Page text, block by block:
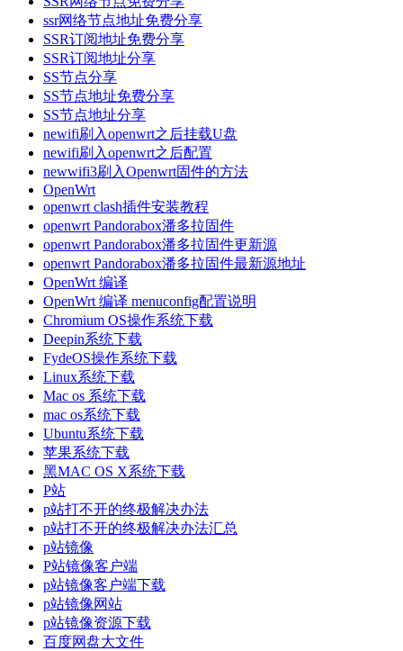
ssr网络节点地址免费分享
SSR订阅地址免费分享
SSR订阅地址分享
SS节点分享
SS节点地址免费分享
SS节点地址分享
newifi刷入openwrt之后挂载U盘
newifi刷入openwrt之后配置
newwifi3刷入Openwrt固件的方法
OpenWrt
openwrt clash插件安装教程
openwrt Pandorabox潘多拉固件
openwrt Pandorabox潘多拉固件更新源
openwrt Pandorabox潘多拉固件最新源地址
OpenWrt 编译
OpenWrt 编译 menuconfig配置说明
Chromium OS操作系统下载
Deepin系统下载
FydeOS操作系统下载
Linux系统下载
Mac os 系统下载
mac os系统下载
Ubuntu系统下载
苹果系统下载
黑MAC OS X系统下载
P站
p站打不开的终极解决办法
p站打不开的终极解决办法汇总
p站镜像
P站镜像客户端
p站镜像客户端下载
p站镜像网站
p站镜像资源下载
百度网盘大文件